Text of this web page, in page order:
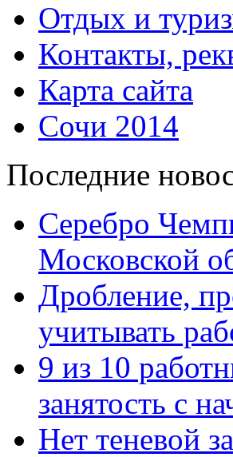
Отдых и
Контакты,
Карта сайта
Сочи 2014
Последние
Серебро
Московской
Дробление,
учитывать
9 из 10
занятость с
Нет теневой